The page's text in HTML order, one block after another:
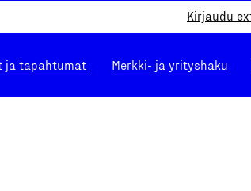
Kirjaudu
ja tapahtumat Merkki- ja yrityshaku